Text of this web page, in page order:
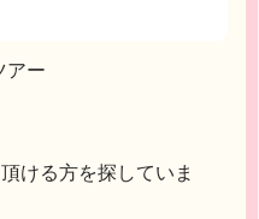
アー
ける方を探していま